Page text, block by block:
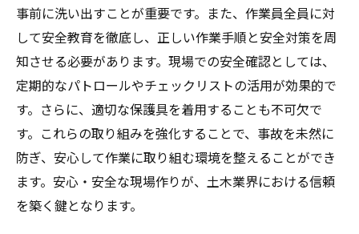
事前に洗い出すことが重要です。また、作業員全員に対
して安全教育を徹底し、正しい作業手順と安全対策を周
知させる必要があります。現場での安全確認としては、
定期的なパトロールやチェックリストの活用が効果的で
す。さらに、適切な保護具を着用することも不可欠で
す。これらの取り組みを強化することで、事故を未然に
防ぎ、安心して作業に取り組む環境を整えることができ
ます。安心・安全な現場作りが、土木業界における信頼
を築く鍵となります。